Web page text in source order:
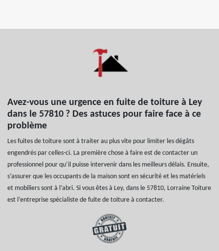
Avez-vous une urgence en fuite de toiture à Ley
dans le 57810 ? Des astuces pour faire face à ce
problème
Les fuites de toiture sont à traiter au plus vite pour limiter les dégâts
engendrés par celles-ci. La première chose à faire est de contacter un
professionnel pour qu’il puisse intervenir dans les meilleurs délais. Ensuite,
s’assurer que les occupants de la maison sont en sécurité et les matériels
et mobiliers sont à l’abri. Si vous êtes à Ley, dans le 57810, Lorraine Toiture
est l’entreprise spécialiste de fuite de toiture à contacter.